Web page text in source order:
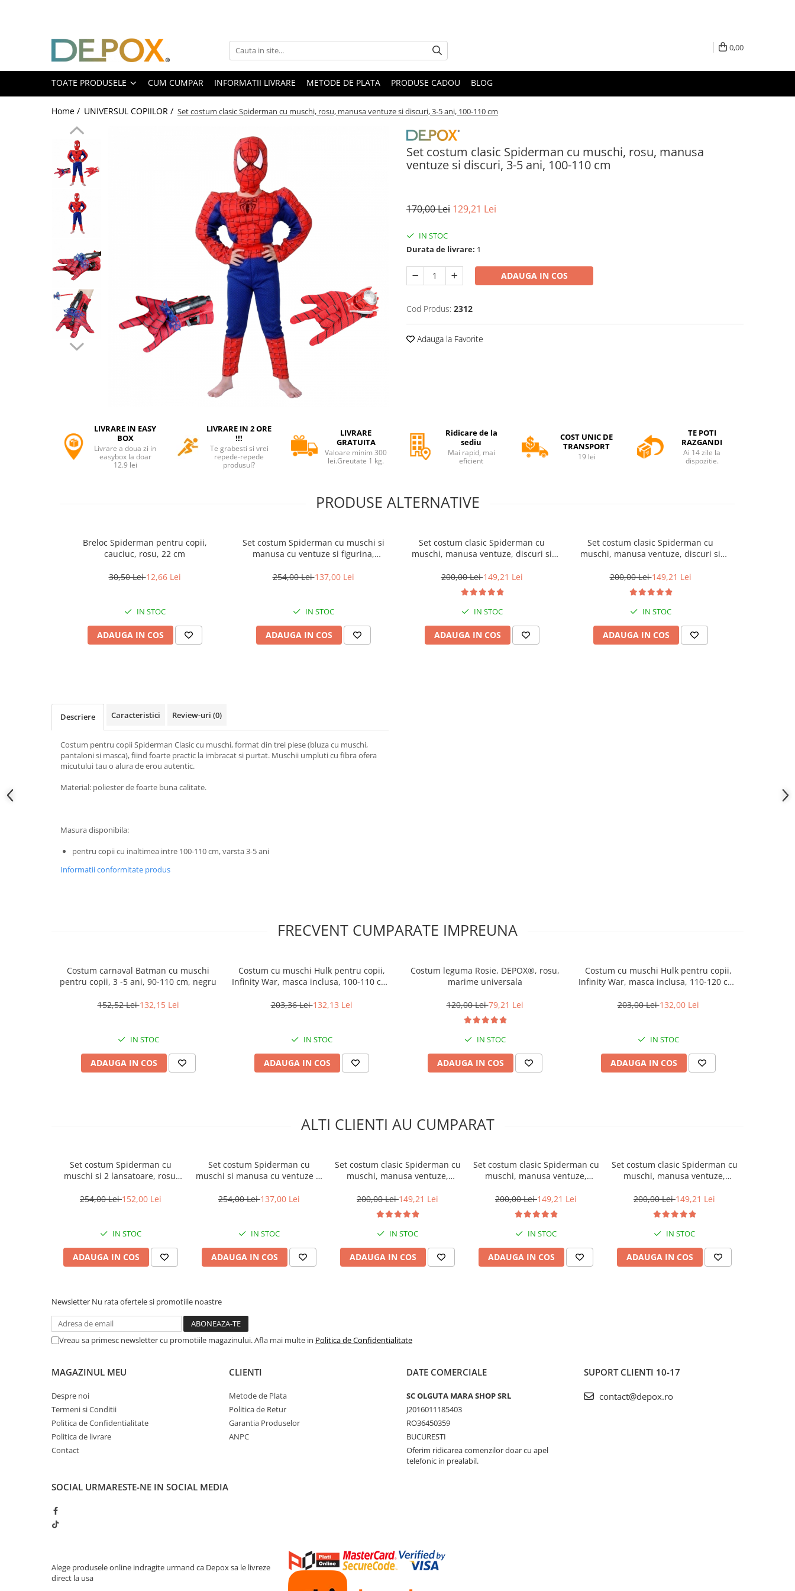
Toate Produsele
SPORT & TIMP LIBER
AUTOAPARARE
Pumnaluri si boxuri
Bastoane telescopice si nunceaguri
Spray autoaparare
Seturi & accesorii autoaparare
VANATOARE, DRUMETII & CAMPING
Cutite vanatoare
Accesorii tactice si sport
Topor camping
Seturi de cutite & accesorii
vanatoare si tactice
ARTICOLE SUPORTERI
SPORTURI DE ECHIPA
Plusuri roblox, rainbow friend
Instrumente muzicale de jucarie
Gaming, Carti & Birotica
Costume Halloween copii
Jocuri de sah si table
Masti si costume adulti
Produse si dispozitive ajutatoare
locomotie
Cutite & seturi de cutite
Cutite japoneze
Cutite macelarie
Articole Craciun
Cantare electronice comerciale
Masini de gaurit si insurubat
Accesorii vioara-viola
0,00
TOATE PRODUSELE CUM CUMPAR INFORMATII LIVRARE METODE DE PLATA PRODUSE CADOU BLOG
Home / UNIVERSUL COPIILOR / Set costum clasic Spiderman cu muschi, rosu, manusa ventuze si discuri, 3-5 ani, 100-110 cm
Set costum clasic Spiderman cu muschi, rosu, manusa
ventuze si discuri, 3-5 ani, 100-110 cm
170,00 Lei 129,21 Lei
IN STOC
Durata de livrare: 1
ADAUGA IN COS
Cod Produs: 2312
Adauga la Favorite
LIVRARE IN EASY
BOX
Livrare a doua zi in
easybox la doar
12.9 lei
LIVRARE IN 2 ORE
!!!
Te grabesti si vrei
repede-repede
produsul?
LIVRARE
GRATUITA
Valoare minim 300
lei.Greutate 1 kg.
Ridicare de la
sediu
Mai rapid, mai
eficient
COST UNIC DE
TRANSPORT
19 lei
TE POTI
RAZGANDI
Ai 14 zile la
dispozitie.
PRODUSE ALTERNATIVE
Breloc Spiderman pentru copii,
cauciuc, rosu, 22 cm
30,50 Lei12,66 Lei
IN STOC
ADAUGA IN COS
Set costum Spiderman cu muschi si
manusa cu ventuze si figurina,
254,00 Lei137,00 Lei
IN STOC
ADAUGA IN COS
Set costum clasic Spiderman cu
muschi, manusa ventuze, discuri si
200,00 Lei149,21 Lei
IN STOC
ADAUGA IN COS
Set costum clasic Spiderman cu
muschi, manusa ventuze, discuri si
200,00 Lei149,21 Lei
IN STOC
ADAUGA IN COS
Descriere Caracteristici Review-uri (0)
Costum pentru copii Spiderman Clasic cu muschi, format din trei piese (bluza cu muschi,
pantaloni si masca), fiind foarte practic la imbracat si purtat. Muschii umpluti cu fibra ofera
micutului tau o alura de erou autentic.
Material: poliester de foarte buna calitate.
Masura disponibila:
pentru copii cu inaltimea intre 100-110 cm, varsta 3-5 ani
Informatii conformitate produs
FRECVENT CUMPARATE IMPREUNA
Costum carnaval Batman cu muschi
pentru copii, 3 -5 ani, 90-110 cm, negru
152,52 Lei132,15 Lei
IN STOC
ADAUGA IN COS
Costum cu muschi Hulk pentru copii,
Infinity War, masca inclusa, 100-110 cm,
203,36 Lei132,13 Lei
IN STOC
ADAUGA IN COS
Costum leguma Rosie, DEPOX®, rosu,
marime universala
120,00 Lei79,21 Lei
IN STOC
ADAUGA IN COS
Costum cu muschi Hulk pentru copii,
Infinity War, masca inclusa, 110-120 cm,
203,00 Lei132,00 Lei
IN STOC
ADAUGA IN COS
ALTI CLIENTI AU CUMPARAT
Set costum Spiderman cu
muschi si 2 lansatoare, rosu,
254,00 Lei152,00 Lei
IN STOC
ADAUGA IN COS
Set costum Spiderman cu
muschi si manusa cu ventuze si
5-7 ani, rosu
254,00 Lei137,00 Lei
IN STOC
ADAUGA IN COS
Set costum clasic Spiderman cu
muschi, manusa ventuze,
cm, 7-9 ani
200,00 Lei149,21 Lei
IN STOC
ADAUGA IN COS
Set costum clasic Spiderman cu
muschi, manusa ventuze,
cm, 5-7 ani
200,00 Lei149,21 Lei
IN STOC
ADAUGA IN COS
Set costum clasic Spiderman cu
muschi, manusa ventuze,
cm, 3-5 ani
200,00 Lei149,21 Lei
IN STOC
ADAUGA IN COS
Newsletter Nu rata ofertele si promotiile noastre
Vreau sa primesc newsletter cu promotiile magazinului. Afla mai multe in Politica de Confidentialitate
MAGAZINUL MEU
Despre noi
Termeni si Conditii
Politica de Confidentialitate
Politica de livrare
Contact
CLIENTI
Metode de Plata
Politica de Retur
Garantia Produselor
ANPC
DATE COMERCIALE
SC OLGUTA MARA SHOP SRL
J2016011185403
RO36450359
BUCURESTI
Oferim ridicarea comenzilor doar cu apel
telefonic in prealabil.
SUPORT CLIENTI 10-17
contact@depox.ro
SOCIAL URMARESTE-NE IN SOCIAL MEDIA
Alege produsele online indragite urmand ca Depox sa le livreze
direct la usa